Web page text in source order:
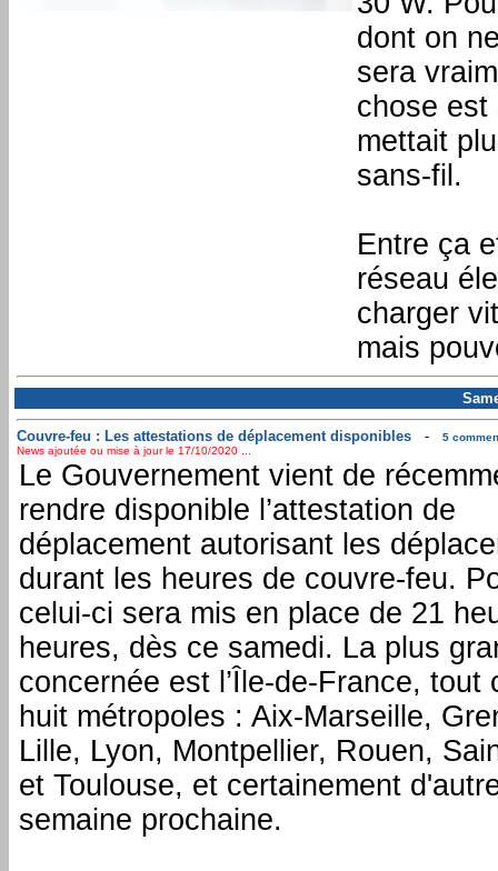
dont on
sera
chose est
mettait
sans-fil.
Entre ça
réseau
charger
mais
Couvre-feu : Les attestations de déplacement disponibles -
5
News ajoutée ou mise à jour le 17/10/2020 ...
Le Gouvernement vient de
rendre disponible l’attestation de
déplacement autorisant les
durant les heures de couvre-feu.
celui-ci sera mis en place de 21
heures, dès ce samedi. La plus
concernée est l’Île-de-France, tout
huit métropoles : Aix-Marseille,
Lille, Lyon, Montpellier, Rouen,
et Toulouse, et certainement
semaine prochaine.